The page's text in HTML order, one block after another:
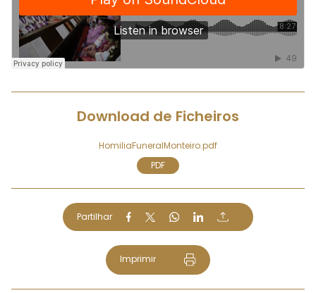
Download de Ficheiros
HomiliaFuneralMonteiro.pdf
PDF
Partilhar
Imprimir